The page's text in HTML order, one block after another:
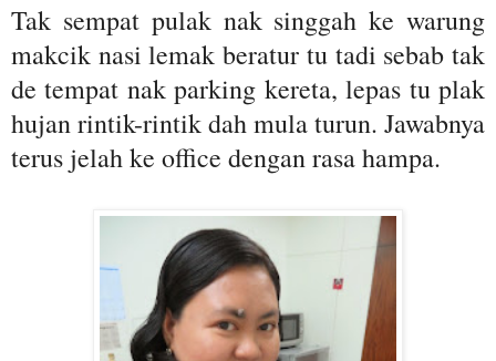
Tak sempat pulak nak singgah ke warung
makcik nasi lemak beratur tu tadi sebab tak
de tempat nak parking kereta, lepas tu plak
hujan rintik-rintik dah mula turun. Jawabnya
terus jelah ke office dengan rasa hampa.